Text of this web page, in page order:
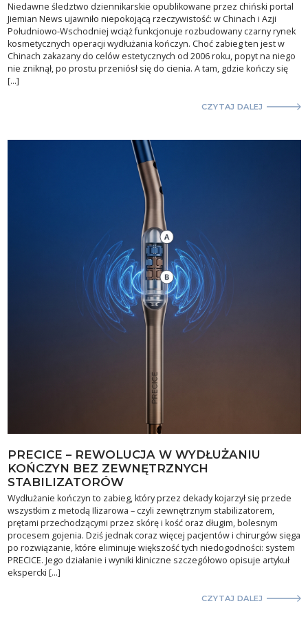
Niedawne śledztwo dziennikarskie opublikowane przez chiński portal
Jiemian News ujawniło niepokojącą rzeczywistość: w Chinach i Azji
Południowo-Wschodniej wciąż funkcjonuje rozbudowany czarny rynek
kosmetycznych operacji wydłużania kończyn. Choć zabieg ten jest w
Chinach zakazany do celów estetycznych od 2006 roku, popyt na niego
nie zniknął, po prostu przeniósł się do cienia. A tam, gdzie kończy się
[…]
CZYTAJ DALEJ
PRECICE – REWOLUCJA W WYDŁUŻANIU
KOŃCZYN BEZ ZEWNĘTRZNYCH
STABILIZATORÓW
Wydłużanie kończyn to zabieg, który przez dekady kojarzył się przede
wszystkim z metodą Ilizarowa – czyli zewnętrznym stabilizatorem,
prętami przechodzącymi przez skórę i kość oraz długim, bolesnym
procesem gojenia. Dziś jednak coraz więcej pacjentów i chirurgów sięga
po rozwiązanie, które eliminuje większość tych niedogodności: system
PRECICE. Jego działanie i wyniki kliniczne szczegółowo opisuje artykuł
ekspercki […]
CZYTAJ DALEJ